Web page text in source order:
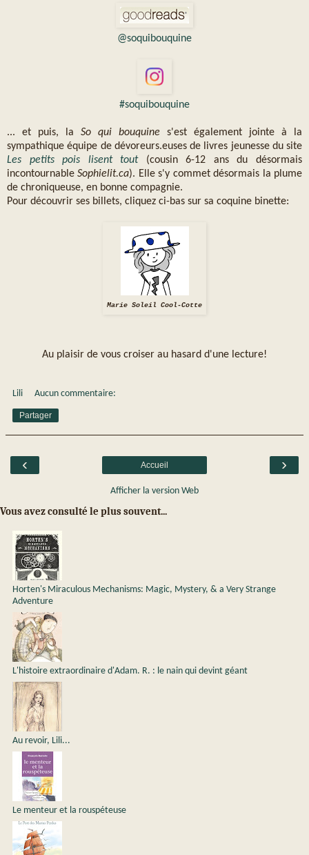
@soquibouquine
#soquibouquine
... et puis, la So qui bouquine s'est également jointe à la
sympathique équipe de dévoreurs.euses de livres jeunesse du site
Les petits pois lisent tout(cousin 6-12 ans du désormais
incontournableSophielit.ca). Elle s'y commet désormais la plume
de chroniqueuse, en bonne compagnie.
Pour découvrir ses billets, cliquez ci-bas sur sa coquine binette:
Marie Soleil Cool-Cotte
Au plaisir de vous croiser au hasard d'une lecture!
Lili Aucun commentaire:
Partager
‹ ›
Accueil
Afficher la version Web
Vous avez consulté le plus souvent...
Horten's Miraculous Mechanisms: Magic, Mystery, & a Very Strange
Adventure
L'histoire extraordinaire d'Adam. R. : le nain qui devint géant
Au revoir, Lili...
Le menteur et la rouspéteuse